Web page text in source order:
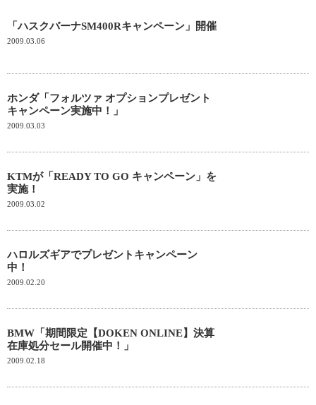
「ハスクバーナSM400Rキャンペーン」開催
2009.03.06
ホンダ「フォルツァ オプションプレゼント
キャンペーン実施中！」
2009.03.03
KTMが「READY TO GO キャンペーン」を
実施！
2009.03.02
ハロルズギアでプレゼントキャンペーン
中！
2009.02.20
BMW「期間限定【DOKEN ONLINE】決算
在庫処分セール開催中！」
2009.02.18